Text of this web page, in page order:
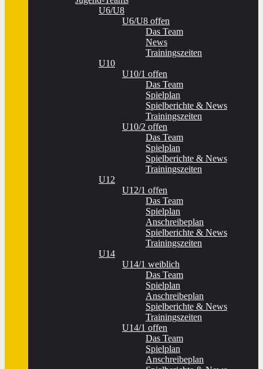
U6/U8
U6/U8 offen
Das Team
News
Trainingszeiten
U10
U10/1 offen
Das Team
Spielplan
Spielberichte & News
Trainingszeiten
U10/2 offen
Das Team
Spielplan
Spielberichte & News
Trainingszeiten
U12
U12/1 offen
Das Team
Spielplan
Anschreibeplan
Spielberichte & News
Trainingszeiten
U14
U14/1 weiblich
Das Team
Spielplan
Anschreibeplan
Spielberichte & News
Trainingszeiten
U14/1 offen
Das Team
Spielplan
Anschreibeplan